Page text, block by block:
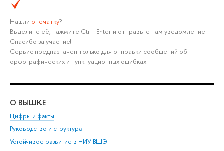
Нашли опечатку?
Выделите её, нажмите Ctrl+Enter и отправьте нам уведомление.
Спасибо за участие!
Сервис предназначен только для отправки сообщений об
орфографических и пунктуационных ошибках.
О ВЫШКЕ
Цифры и факты
Руководство и структура
Устойчивое развитие в НИУ ВШЭ